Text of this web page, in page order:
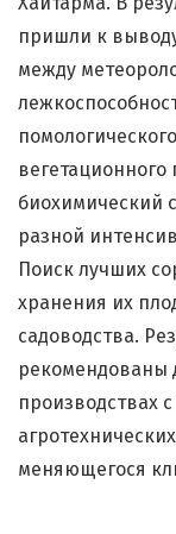
пришли к
между
биохимический
разной
Поиск лучших
хранения их
садоводства.
производствах
меняющегося